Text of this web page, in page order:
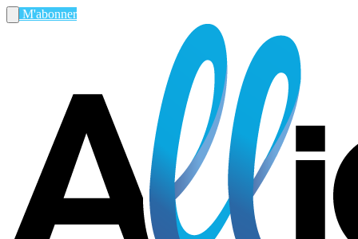
M'abonner